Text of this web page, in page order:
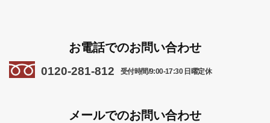
お電話でのお問い合わせ
0120-281-812 受付時間/9:00-17:30 日曜定休
メールでのお問い合わせ